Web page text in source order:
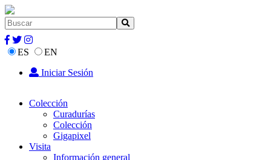
ES
EN
Iniciar Sesión
Colección
Curadurías
Colección
Gigapixel
Visita
Información general